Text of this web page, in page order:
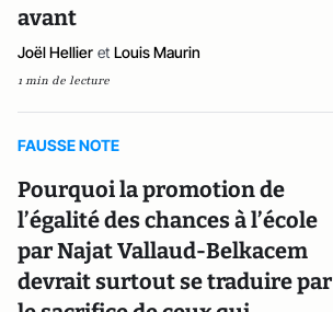
avant
Joël Hellier et Louis Maurin
1 min de lecture
FAUSSE NOTE
Pourquoi la promotion de
l’égalité des chances à l’école
par Najat Vallaud-Belkacem
devrait surtout se traduire par